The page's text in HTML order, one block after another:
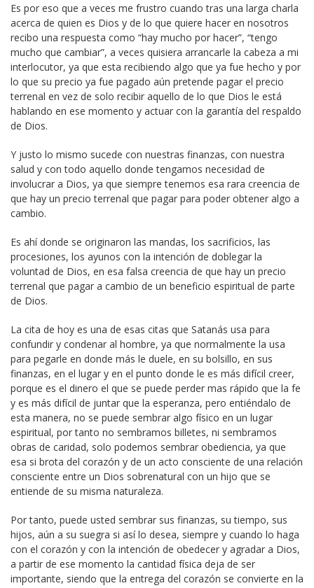
Es por eso que a veces me frustro cuando tras una larga charla
acerca de quien es Dios y de lo que quiere hacer en nosotros
recibo una respuesta como “hay mucho por hacer”, “tengo
mucho que cambiar”, a veces quisiera arrancarle la cabeza a mi
interlocutor, ya que esta recibiendo algo que ya fue hecho y por
lo que su precio ya fue pagado aún pretende pagar el precio
terrenal en vez de solo recibir aquello de lo que Dios le está
hablando en ese momento y actuar con la garantía del respaldo
de Dios.
Y justo lo mismo sucede con nuestras finanzas, con nuestra
salud y con todo aquello donde tengamos necesidad de
involucrar a Dios, ya que siempre tenemos esa rara creencia de
que hay un precio terrenal que pagar para poder obtener algo a
cambio.
Es ahí donde se originaron las mandas, los sacrificios, las
procesiones, los ayunos con la intención de doblegar la
voluntad de Dios, en esa falsa creencia de que hay un precio
terrenal que pagar a cambio de un beneficio espiritual de parte
de Dios.
La cita de hoy es una de esas citas que Satanás usa para
confundir y condenar al hombre, ya que normalmente la usa
para pegarle en donde más le duele, en su bolsillo, en sus
finanzas, en el lugar y en el punto donde le es más difícil creer,
porque es el dinero el que se puede perder mas rápido que la fe
y es más difícil de juntar que la esperanza, pero entiéndalo de
esta manera, no se puede sembrar algo físico en un lugar
espiritual, por tanto no sembramos billetes, ni sembramos
obras de caridad, solo podemos sembrar obediencia, ya que
esa si brota del corazón y de un acto consciente de una relación
consciente entre un Dios sobrenatural con un hijo que se
entiende de su misma naturaleza.
Por tanto, puede usted sembrar sus finanzas, su tiempo, sus
hijos, aún a su suegra si así lo desea, siempre y cuando lo haga
con el corazón y con la intención de obedecer y agradar a Dios,
a partir de ese momento la cantidad física deja de ser
importante, siendo que la entrega del corazón se convierte en la